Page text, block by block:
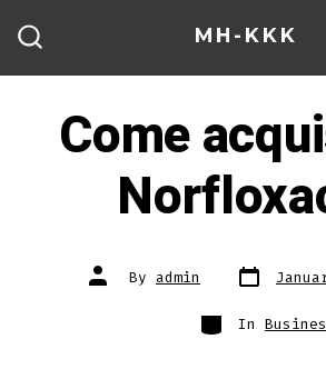
content
MH-KKK
Come
Post
author
By admin Post
date
Categories
In